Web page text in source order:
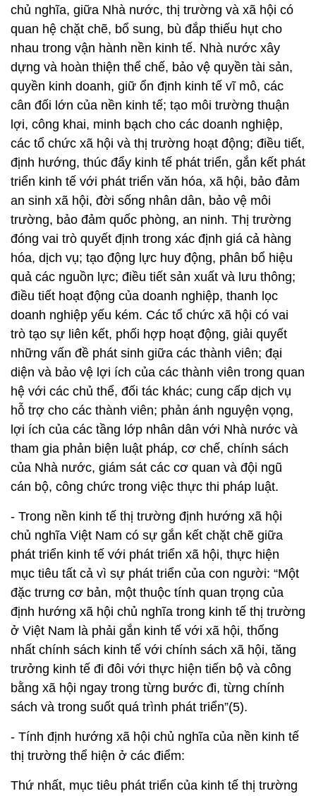
chủ nghĩa, giữa Nhà nước, thị trường và xã hội có
quan hệ chặt chẽ, bổ sung, bù đắp thiếu hụt cho
nhau trong vận hành nền kinh tế. Nhà nước xây
dựng và hoàn thiện thể chế, bảo vệ quyền tài sản,
quyền kinh doanh, giữ ổn định kinh tế vĩ mô, các
cân đối lớn của nền kinh tế; tạo môi trường thuận
lợi, công khai, minh bạch cho các doanh nghiệp,
các tổ chức xã hội và thị trường hoạt động; điều tiết,
định hướng, thúc đẩy kinh tế phát triển, gắn kết phát
triển kinh tế với phát triển văn hóa, xã hội, bảo đảm
an sinh xã hội, đời sống nhân dân, bảo vệ môi
trường, bảo đảm quốc phòng, an ninh. Thị trường
đóng vai trò quyết định trong xác định giá cả hàng
hóa, dịch vụ; tạo động lực huy động, phân bổ hiệu
quả các nguồn lực; điều tiết sản xuất và lưu thông;
điều tiết hoạt động của doanh nghiệp, thanh lọc
doanh nghiệp yếu kém. Các tổ chức xã hội có vai
trò tạo sự liên kết, phối hợp hoạt động, giải quyết
những vấn đề phát sinh giữa các thành viên; đại
diện và bảo vệ lợi ích của các thành viên trong quan
hệ với các chủ thể, đối tác khác; cung cấp dịch vụ
hỗ trợ cho các thành viên; phản ánh nguyện vọng,
lợi ích của các tầng lớp nhân dân với Nhà nước và
tham gia phản biện luật pháp, cơ chế, chính sách
của Nhà nước, giám sát các cơ quan và đội ngũ
cán bộ, công chức trong việc thực thi pháp luật.
- Trong nền kinh tế thị trường định hướng xã hội
chủ nghĩa Việt Nam có sự gắn kết chặt chẽ giữa
phát triển kinh tế với phát triển xã hội, thực hiện
mục tiêu tất cả vì sự phát triển của con người: “Một
đặc trưng cơ bản, một thuộc tính quan trọng của
định hướng xã hội chủ nghĩa trong kinh tế thị trường
ở Việt Nam là phải gắn kinh tế với xã hội, thống
nhất chính sách kinh tế với chính sách xã hội, tăng
trưởng kinh tế đi đôi với thực hiện tiến bộ và công
bằng xã hội ngay trong từng bước đi, từng chính
sách và trong suốt quá trình phát triển”(5).
- Tính định hướng xã hội chủ nghĩa của nền kinh tế
thị trường thể hiện ở các điểm:
Thứ nhất, mục tiêu phát triển của kinh tế thị trường